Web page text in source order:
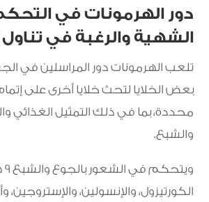
دور الهرمونات في
الشهية والرغبة في
تلعب الهرمونات دور المراسلين في
بعض الخلايا لتحث خلايا أخرى على
محددة، بما في ذلك التمثيل الغذائي
والشبع.
الكورتيزول، والإنسولين،